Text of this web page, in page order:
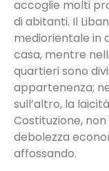
accoglie molti
di abitanti. Il
mediorientale in
casa, mentre
quartieri sono
appartenenza;
sull’altro, la
Costituzione,
debolezza
affossando.